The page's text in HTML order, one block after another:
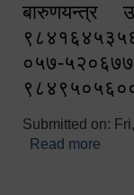
बारुणयन्त्र
०५७-
Submitted on:
Read more